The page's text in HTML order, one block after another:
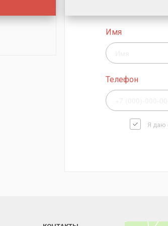
Имя
Телефон
Я даю